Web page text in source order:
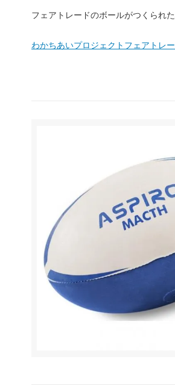
フェアトレードのボールがつくられ
わかちあいプロジェクトフェアトレ